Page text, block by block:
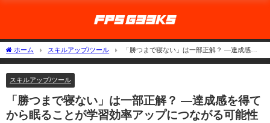
ホーム スキルアップ/ツール
「勝つまで寝ない」は一部正解？ ―達成感を
得てから眠ることが学習効率アップにつながる可能性が研究で解明
スキルアップ/ツール
「勝つまで寝ない」は一部正解？ ―達成感を得て
から眠ることが学習効率アップにつながる可能性